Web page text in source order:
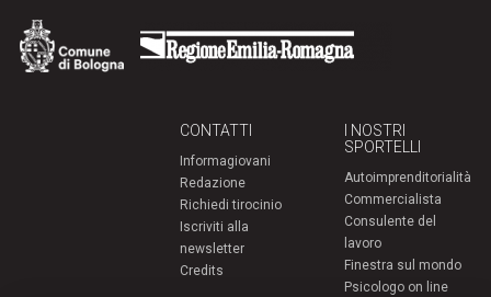
CONTATTI
Informagiovani
Redazione
Richiedi tirocinio
Iscriviti alla
newsletter
Credits
I NOSTRI
SPORTELLI
Autoimprenditorialità
Commercialista
Consulente del
lavoro
Finestra sul mondo
Psicologo on line